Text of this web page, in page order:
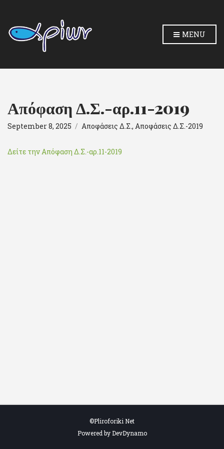
MENU
Απόφαση Δ.Σ.-αρ.11-2019
September 8, 2025 Αποφάσεις Δ.Σ., Αποφάσεις Δ.Σ.-2019
Δείτε την Απόφαση Δ.Σ.-αρ.11-2019
©Pliroforiki Net
Powered by DevDynamo